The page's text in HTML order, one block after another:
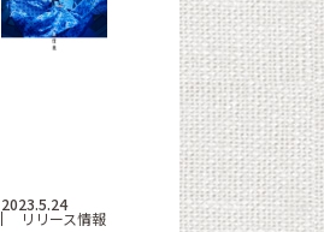
2023.5.24
リリース情報